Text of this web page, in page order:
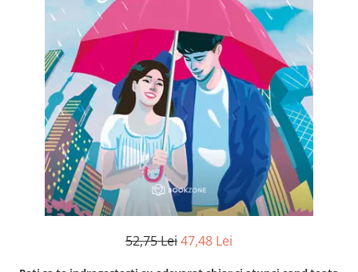
Paranormal
Parapsihologie
Ramtha
Audiobook
ReConnect
Religie
Crestinism
ScienceConnection
SelfConnect
52,75 Lei47,48 Lei